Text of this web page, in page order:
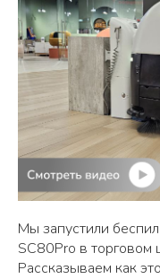
Мы запустили
SC80Pro в торговом
Рассказываем как